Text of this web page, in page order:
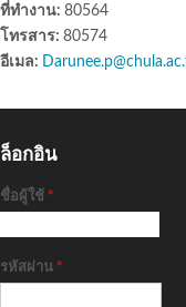
ที่ทำงาน: 80564
โทรสาร: 80574
อีเมล:
ล็อกอิน
ชื่อผู้ใช้ *
รหัสผ่าน *